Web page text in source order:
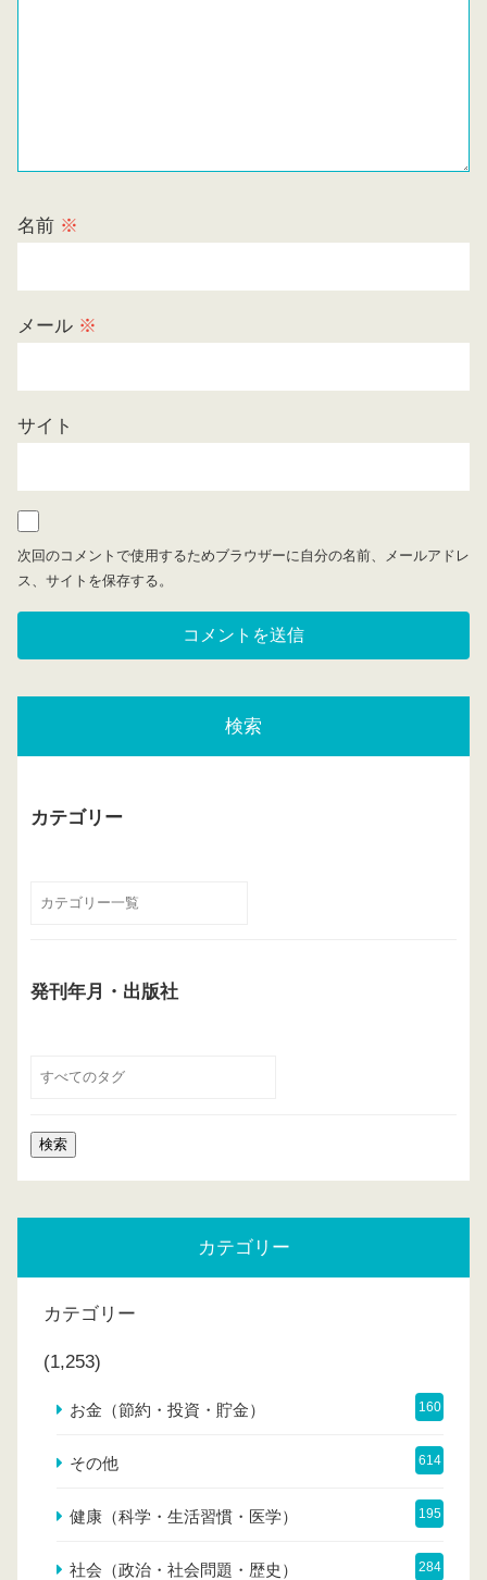
名前 ※
メール ※
サイト
次回のコメントで使用するためブラウザーに自分の名前、メールアドレ
ス、サイトを保存する。
検索
カテゴリー
発刊年月・出版社
カテゴリー
カテゴリー
(1,253)
お金（節約・投資・貯金） 160
その他 614
健康（科学・生活習慣・医学） 195
社会（政治・社会問題・歴史） 284